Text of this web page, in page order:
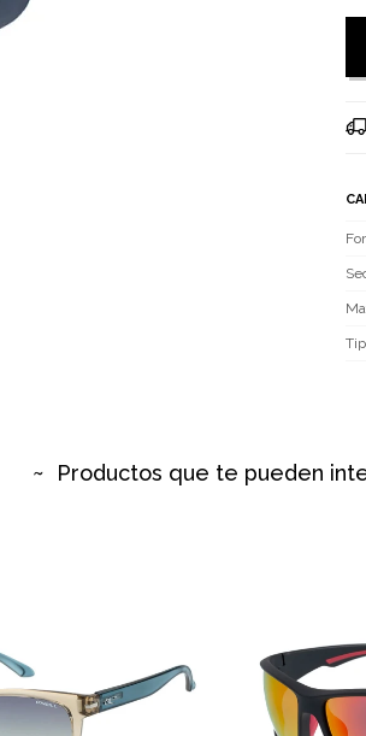
Productos que te pueden